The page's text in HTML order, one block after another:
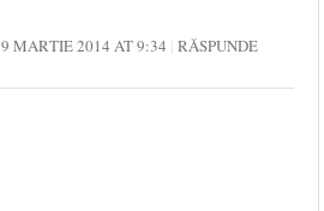
9 MARTIE 2014 AT 9:34 RĂSPUNDE